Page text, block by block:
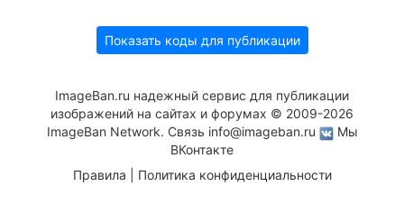
Показать коды для публикации
ImageBan.ru надежный сервис для публикации
изображений на сайтах и форумах © 2009-2026
ImageBan Network. Связь info@imageban.ru
Мы
ВКонтакте
Правила
Политика конфиденциальности